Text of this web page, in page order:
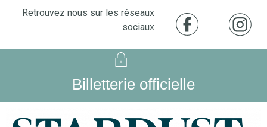
Retrouvez nous sur les réseaux
sociaux
Billetterie officielle